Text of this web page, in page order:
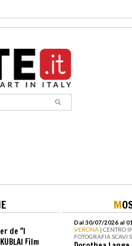
de "I
Film
M
Dal 30/07/2026 al
VERONA | CENTRO
FOTOGRAFIA SCAVI